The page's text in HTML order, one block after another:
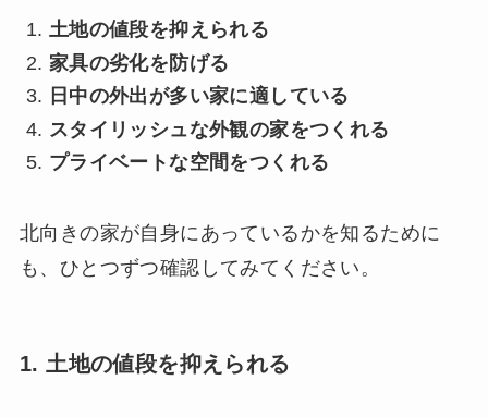
土地の値段を抑えられる
家具の劣化を防げる
日中の外出が多い家に適している
スタイリッシュな外観の家をつくれる
プライベートな空間をつくれる
北向きの家が自身にあっているかを知るために
も、ひとつずつ確認してみてください。
1. 土地の値段を抑えられる